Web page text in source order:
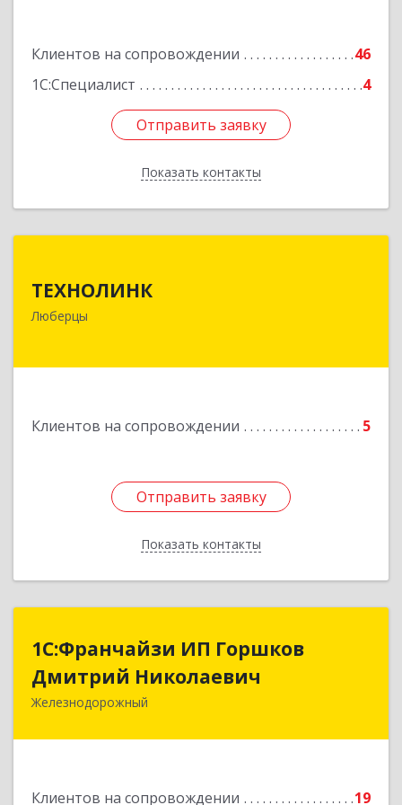
Клиентов на сопровождении
46
1С:Специалист
4
Отправить заявку
Показать контакты
Отправить заявку
Назад
ТЕХНОЛИНК
Люберцы
Клиентов на сопровождении 5
Отправить заявку
Показать контакты
Отправить заявку
Назад
1С:Франчайзи ИП Горшков
Дмитрий Николаевич
Железнодорожный
Клиентов на сопровождении 19
1С:Франчайзи ИП Горшков
Дмитрий Николаевич
143980, Московская обл, Железнодорожный г,